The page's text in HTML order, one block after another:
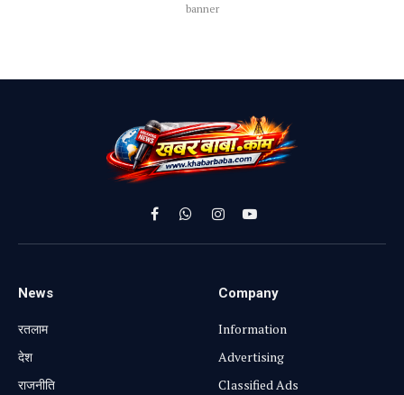
banner
FacebookWhatsApp
InstagramYouTube
News
रतलाम
⁠देश
राजनीति
Company
Information
Advertising
Classified Ads